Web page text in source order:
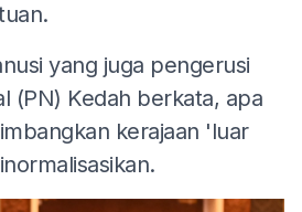
yang juga pengerusi
(PN) Kedah berkata, apa
kerajaan 'luar